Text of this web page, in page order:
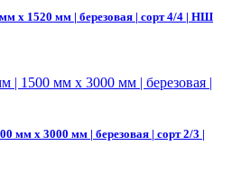
х 1520 мм | березовая | сорт 4/4 | НШ
мм х 3000 мм | березовая | сорт 2/3 |